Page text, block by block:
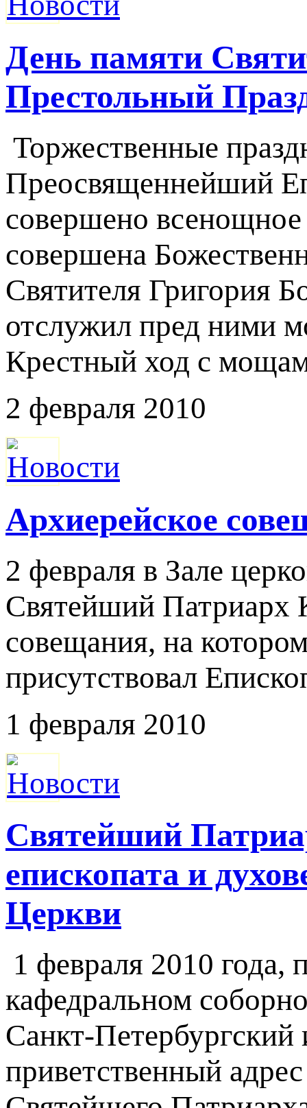
День памяти
Престольный
Торжественные
Преосвященнейший
совершено
совершена
Святителя Григория
отслужил пред ними
Крестный ход с
2 февраля 2010
Архиерейское
2 февраля в Зале
Святейший Патриарх
совещания, на
присутствовал
1 февраля 2010
Святейший
епископата и
Церкви
1 февраля 2010 года,
кафедральном
Санкт-
приветственный